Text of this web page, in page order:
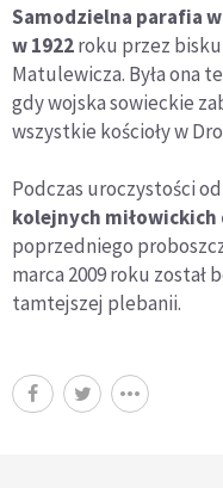
Samodzielna parafia
w 1922roku przez
Matulewicza. Była ona
gdy wojska sowieckie
wszystkie kościoły w
Podczas uroczystości
kolejnych
poprzedniego
marca 2009 roku został
tamtejszej plebanii.